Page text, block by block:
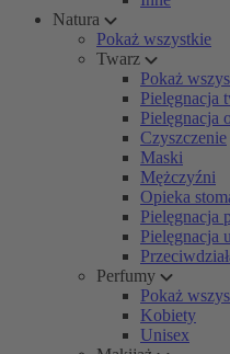
Natura
Pokaż wszystkie
Twarz
Pokaż
Pielęgnacja
Pielęgnacja
Czyszczenie
Maski
Mężczyźni
Opieka
Pielęgnacja
Pielęgnacja
Perfumy
Pokaż
Kobiety
Unisex